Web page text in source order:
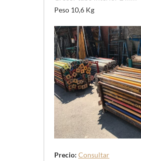
Peso 10,6 Kg
Precio: Consultar